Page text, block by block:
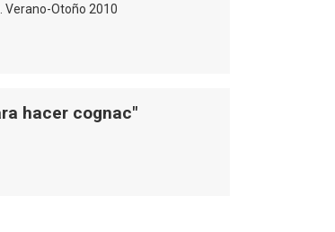
Verano-Otoño 2010
hacer cognac"